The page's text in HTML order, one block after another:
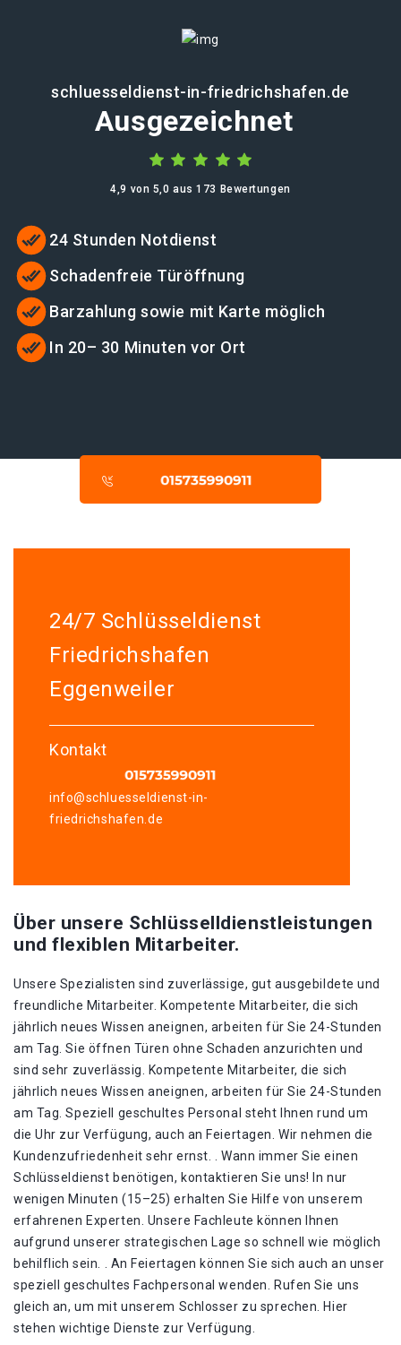
schluesseldienst-in-friedrichshafen.de
Ausgezeichnet
4,9 von 5,0 aus 173 Bewertungen
24 Stunden Notdienst
Schadenfreie Türöffnung
Barzahlung sowie mit Karte möglich
In 20– 30 Minuten vor Ort
24/7 Schlüsseldienst
Friedrichshafen
Eggenweiler
Kontakt
info@schluesseldienst-in-
friedrichshafen.de
Über unsere Schlüsselldienstleistungen
und flexiblen Mitarbeiter.
Unsere Spezialisten sind zuverlässige, gut ausgebildete und
freundliche Mitarbeiter. Kompetente Mitarbeiter, die sich
jährlich neues Wissen aneignen, arbeiten für Sie 24-Stunden
am Tag. Sie öffnen Türen ohne Schaden anzurichten und
sind sehr zuverlässig. Kompetente Mitarbeiter, die sich
jährlich neues Wissen aneignen, arbeiten für Sie 24-Stunden
am Tag. Speziell geschultes Personal steht Ihnen rund um
die Uhr zur Verfügung, auch an Feiertagen. Wir nehmen die
Kundenzufriedenheit sehr ernst. . Wann immer Sie einen
Schlüsseldienst benötigen, kontaktieren Sie uns! In nur
wenigen Minuten (15–25) erhalten Sie Hilfe von unserem
erfahrenen Experten. Unsere Fachleute können Ihnen
aufgrund unserer strategischen Lage so schnell wie möglich
behilflich sein. . An Feiertagen können Sie sich auch an unser
speziell geschultes Fachpersonal wenden. Rufen Sie uns
gleich an, um mit unserem Schlosser zu sprechen. Hier
stehen wichtige Dienste zur Verfügung.